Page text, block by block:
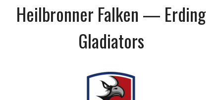
Heilbronner Falken — Erding
Gladiators